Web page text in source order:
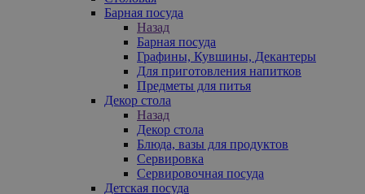
Барная посуда
Назад
Барная посуда
Графины, Кувшины, Декантеры
Для приготовления напитков
Предметы для питья
Декор стола
Назад
Декор стола
Блюда, вазы для продуктов
Сервировка
Сервировочная посуда
Детская посуда